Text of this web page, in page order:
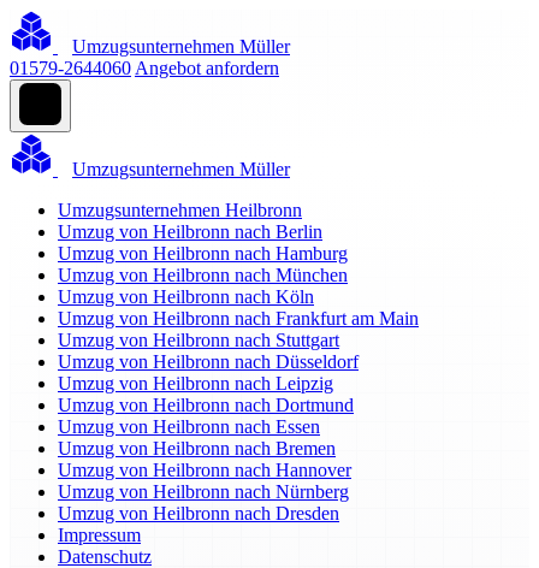
Umzugsunternehmen Müller
01579-2644060 Angebot anfordern
Umzugsunternehmen Müller
Umzugsunternehmen Heilbronn
Umzug von Heilbronn nach Berlin
Umzug von Heilbronn nach Hamburg
Umzug von Heilbronn nach München
Umzug von Heilbronn nach Köln
Umzug von Heilbronn nach Frankfurt am Main
Umzug von Heilbronn nach Stuttgart
Umzug von Heilbronn nach Düsseldorf
Umzug von Heilbronn nach Leipzig
Umzug von Heilbronn nach Dortmund
Umzug von Heilbronn nach Essen
Umzug von Heilbronn nach Bremen
Umzug von Heilbronn nach Hannover
Umzug von Heilbronn nach Nürnberg
Umzug von Heilbronn nach Dresden
Impressum
Datenschutz